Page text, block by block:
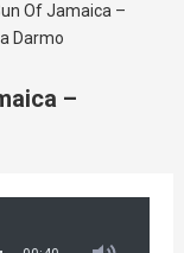
Of Jamaica –
Darmo
–